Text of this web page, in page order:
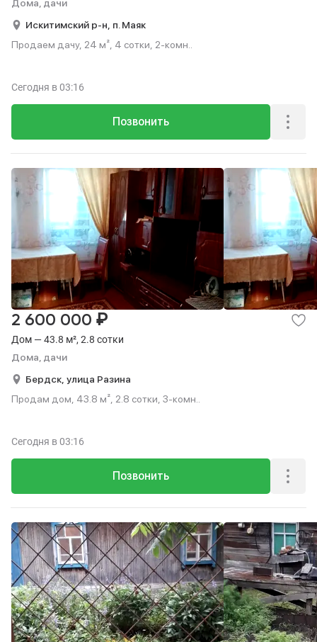
Дома, дачи
Искитимский р-н, п. Маяк
Продаем дачу, 24 м², 4 сотки, 2-комн..
Позвонить
Сегодня в 03:16
Дом — 43.8 м², 2.8 сотки
Дома, дачи
2 600 000 ₽
Бердск, улица Разина
Продам дом, 43.8 м², 2.8 сотки, 3-комн..
Позвонить
Сегодня в 03:16